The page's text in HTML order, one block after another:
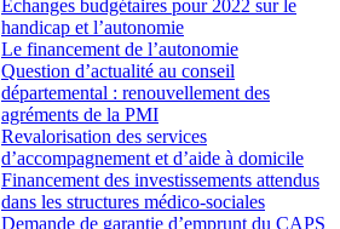
Échanges budgétaires pour 2022 sur le
handicap et l’autonomie
Le financement de l’autonomie
Question d’actualité au conseil
départemental : renouvellement des
agréments de la PMI
Revalorisation des services
d’accompagnement et d’aide à domicile
Financement des investissements attendus
dans les structures médico-sociales
Demande de garantie d’emprunt du CAPS